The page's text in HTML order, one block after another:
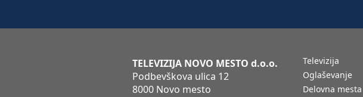
TELEVIZIJA NOVO MESTO d.o.o.
Podbevškova ulica 12
8000 Novo mesto
Televizija
Oglaševanje
Delovna mesta